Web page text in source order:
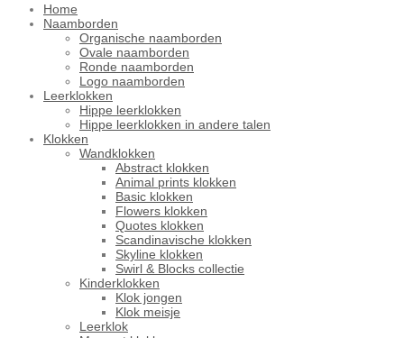
Home
Naamborden
Organische naamborden
Ovale naamborden
Ronde naamborden
Logo naamborden
Leerklokken
Hippe leerklokken
Hippe leerklokken in andere talen
Klokken
Wandklokken
Abstract klokken
Animal prints klokken
Basic klokken
Flowers klokken
Quotes klokken
Scandinavische klokken
Skyline klokken
Swirl & Blocks collectie
Kinderklokken
Klok jongen
Klok meisje
Leerklok